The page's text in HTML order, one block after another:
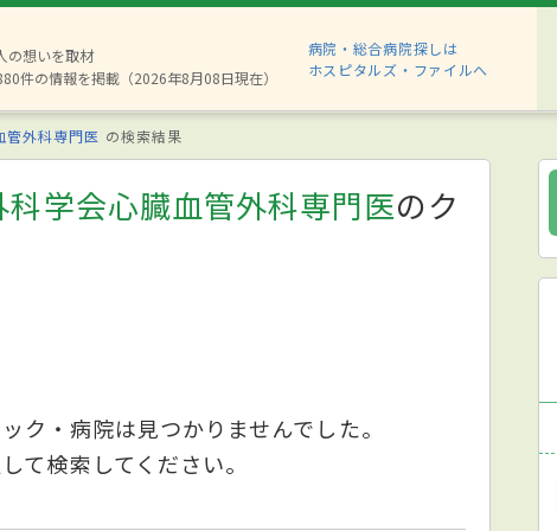
の想いを取材
件の情報を掲載（2026年8月08日現在）
病院・総合病院探しは
ホスピタルズ・ファイルへ
管外科専門医 の検索結果
学会心臓血管外科専門医のク
ク・病院は見つかりませんでした。
て検索してください。